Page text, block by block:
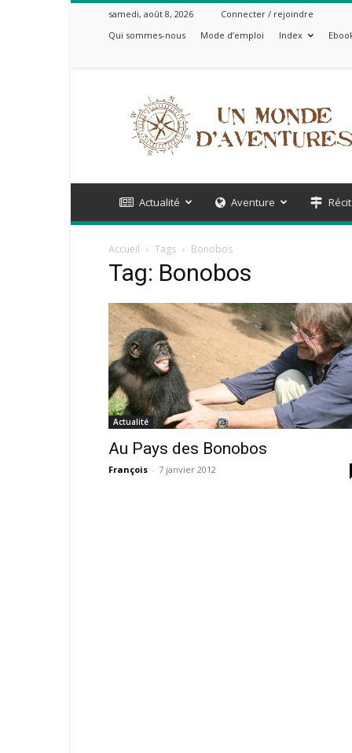
samedi, août 8, 2026
Connecter / rejoindre
Qui sommes-nous
Mode d’emploi Index
Monde
d'Aventures
Actualité Aventure
Accueil Tags Bonobos
Tag: Bonobos
Actualité
Au Pays des Bonobos
François - 7 janvier 2012